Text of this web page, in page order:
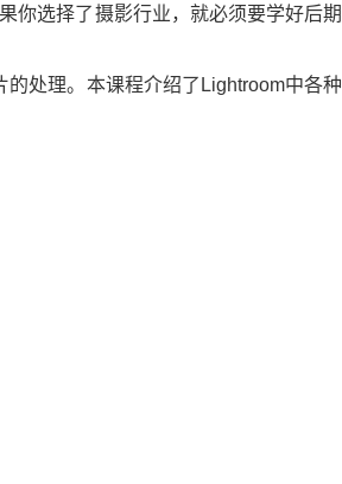
你选择了摄影行业，就必须要学好后期
处理。本课程介绍了Lightroom中各种